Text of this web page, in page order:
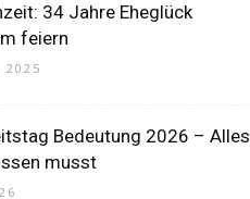
34 Jahre Eheglück
feiern
2025
Bedeutung 2026 – Alles
musst